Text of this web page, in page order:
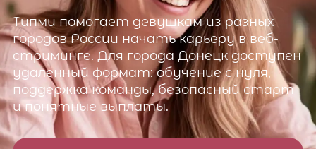
Типмипомогает девушкам из разных
городов России начать карьеру в веб-
стриминге. Для города Донецкдоступен
удаленный формат: обучение с нуля,
поддержка команды, безопасный старт
и понятные выплаты.